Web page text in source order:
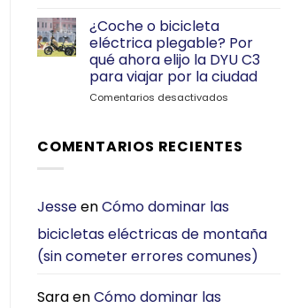
DYU
C2
vs
TENWAYS
CGO800S:
¿Cuál
Mejor
para
la
Ciudad?
[2026]
¿Coche o bicicleta
eléctrica plegable? Por
qué ahora elijo la DYU C3
para viajar por la ciudad
Comentarios desactivados
bicicleta
qué
elijo
DYU
COMENTARIOS RECIENTES
JesseenCómo dominar las
bicicletas eléctricas de montaña
(sin cometer errores comunes)
SaraenCómo dominar las